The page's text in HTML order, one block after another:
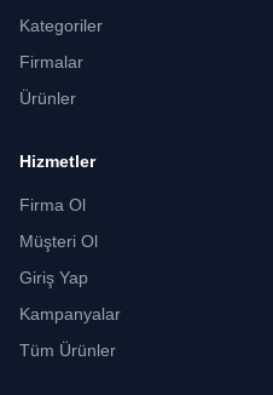
Kategoriler
Firmalar
Ürünler
Hizmetler
Firma Ol
Müşteri Ol
Giriş Yap
Kampanyalar
Tüm Ürünler